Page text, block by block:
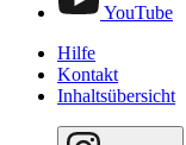
YouTube
Hilfe
Kontakt
Inhaltsübersicht